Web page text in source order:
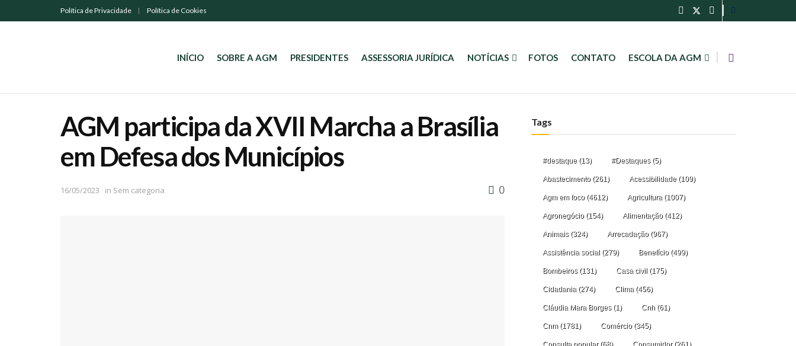
Política de Privacidade Política de Cookies
INÍCIO SOBRE A AGM PRESIDENTES ASSESSORIA JURÍDICA NOTÍCIAS FOTOS CONTATO ESCOLA DA AGM
AGM participa da XVII Marcha a Brasília
em Defesa dos Municípios
16/05/2023 in Sem categoria 0
Tags
#destaque (13) #Destaques(5)
Abastecimento(261) Acessibilidade (109)
Agm em foco(4612) Agricultura (1007)
Agronegócio(154) Alimentação(412)
Animais(324) Arrecadação(967)
Assistência social (279) Benefício(499)
Bombeiros(131) Casa civil (175)
Cidadania (274) Clima (456)
Cláudia Mara Borges(1) Cnh (61)
Cnm(1781) Comércio(345)
Consulta popular(68) Consumidor(261)